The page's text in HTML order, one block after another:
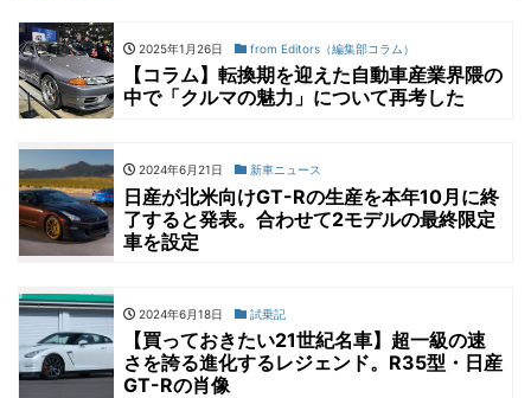
2025年1月26日 from Editors（編集部コラム）
【コラム】転換期を迎えた自動車産業界隈の
中で「クルマの魅力」について再考した
2024年6月21日 新車ニュース
日産が北米向けGT-Rの生産を本年10月に終
了すると発表。合わせて2モデルの最終限定
車を設定
2024年6月18日 試乗記
【買っておきたい21世紀名車】超一級の速
さを誇る進化するレジェンド。R35型・日産
GT-Rの肖像